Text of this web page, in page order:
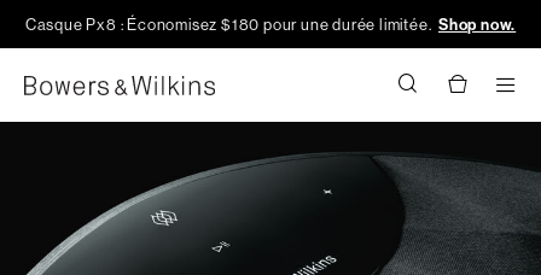
Casque Px8 : Économisez $180 pour une durée limitée. Shop now.